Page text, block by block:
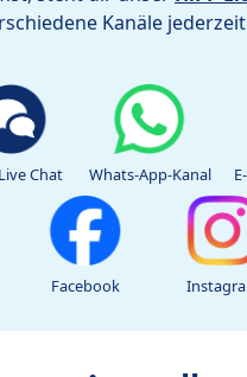
Kanäle
Chat Whats-App-Kanal
Facebook